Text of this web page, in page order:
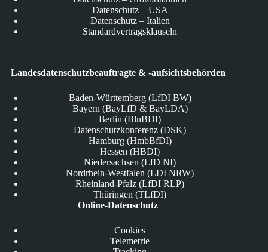
Datenschutz – USA
Datenschutz – Italien
Standardvertragsklauseln
Landesdatenschutzbeauftragte & -aufsichtsbehörden
Baden-Württemberg (LfDI BW)
Bayern (BayLfD & BayLDA)
Berlin (BlnBDI)
Datenschutzkonferenz (DSK)
Hamburg (HmbBfDI)
Hessen (HBDI)
Niedersachsen (LfD NI)
Nordrhein-Westfalen (LDI NRW)
Rheinland-Pfalz (LfDI RLP)
Thüringen (TLfDI)
Online-Datenschutz
Cookies
Telemetrie